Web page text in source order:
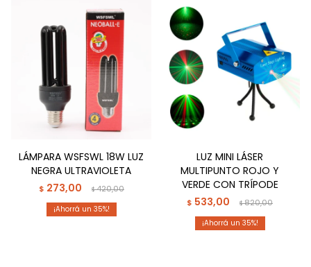
LÁMPARA WSFSWL 18W LUZ
NEGRA ULTRAVIOLETA
$ 273,00 $420,00
35
LUZ MINI LÁSER
MULTIPUNTO ROJO Y
VERDE CON TRÍPODE
$ 533,00 $820,00
35